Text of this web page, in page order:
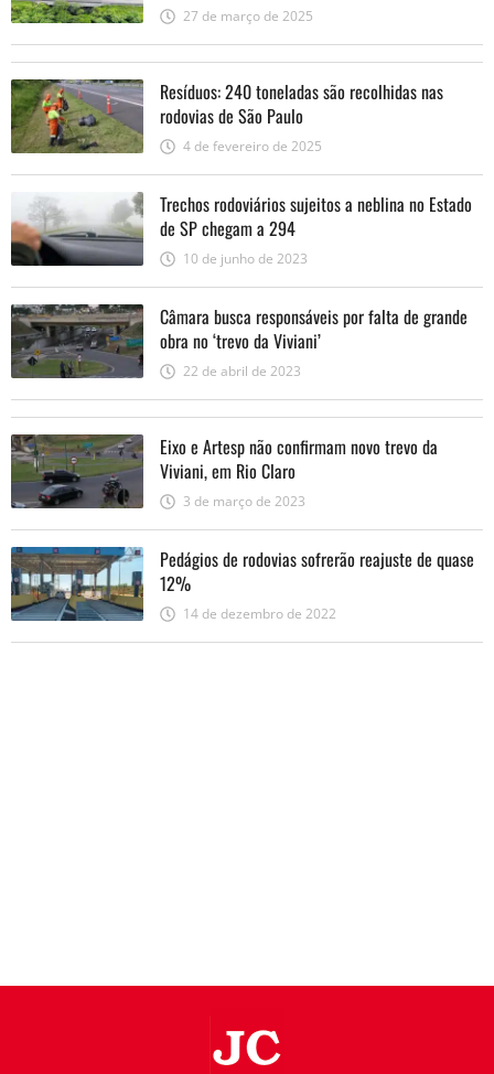
27 de março de 2025
Resíduos: 240 toneladas são recolhidas nas
rodovias de São Paulo
4 de fevereiro de 2025
Trechos rodoviários sujeitos a neblina no Estado
de SP chegam a 294
10 de junho de 2023
Câmara busca responsáveis por falta de grande
obra no ‘trevo da Viviani’
22 de abril de 2023
Eixo e Artesp não confirmam novo trevo da
Viviani, em Rio Claro
3 de março de 2023
Pedágios de rodovias sofrerão reajuste de quase
12%
14 de dezembro de 2022